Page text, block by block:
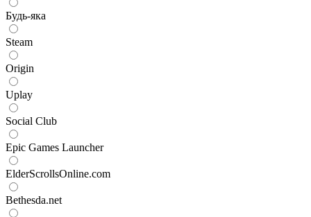
Будь-яка
Steam
Origin
Uplay
Social Club
Epic Games Launcher
ElderScrollsOnline.com
Bethesda.net